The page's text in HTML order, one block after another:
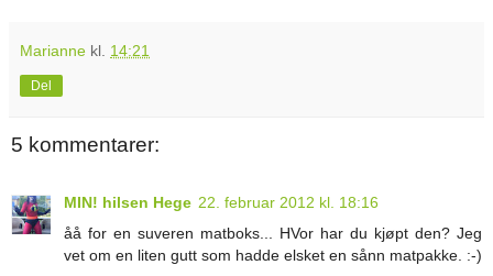
Marianne kl. 14:21
Del
5 kommentarer:
MIN! hilsen Hege 22. februar 2012 kl. 18:16
åå for en suveren matboks... HVor har du kjøpt den? Jeg
vet om en liten gutt som hadde elsket en sånn matpakke. :-)